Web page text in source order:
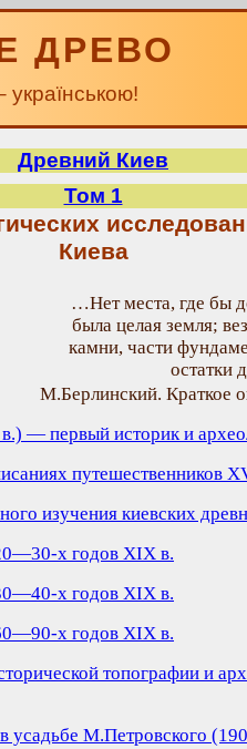
ДРЕВО
Древний Киев
Том 1
Киева
…Нет места, где бы
была целая земля;
камни, части
остатки
М.Берлинский. Краткое
— первый историк и
путешественников
изучения киевских
х годов XIX в.
х годов XIX в.
х годов XIX в.
топографии и
усадьбе М.Петровского